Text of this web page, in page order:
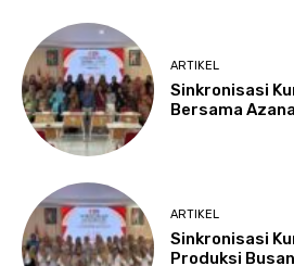
ARTIKEL
Sinkronisasi
Bersama
ARTIKEL
Sinkronisasi
Produksi